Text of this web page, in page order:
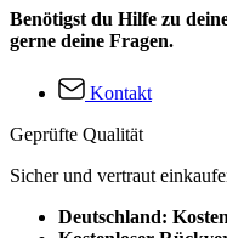
Benötigst du Hilfe zu
gerne deine Fragen.
Kontakt
Geprüfte Qualität
Sicher und vertraut
Deutschland: